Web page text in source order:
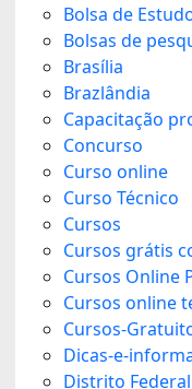
Bolsa de
Bolsas de
Brasília
Brazlândia
Capacitação
Concurso
Curso online
Curso Técnico
Cursos
Cursos grátis
Cursos Online
Cursos online
Cursos-
Dicas-e-
Distrito Federal